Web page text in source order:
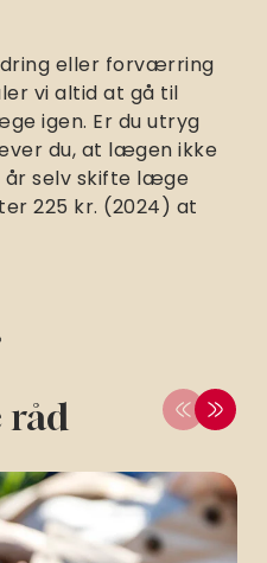
eller forværring
vi altid at gå til
igen. Er du utryg
du, at lægen ikke
år selv skifte læge
225 kr. (2024) at
råd